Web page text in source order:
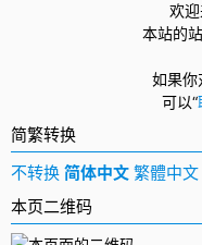
欢迎
本站的
如果你
可以“
简繁转换
不转换 简体中文 繁體中文
本页二维码